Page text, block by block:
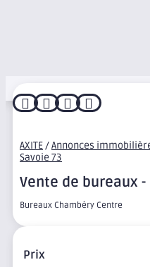
   
AXITE/Annonces
Savoie 73
Vente de bureaux -
Bureaux Chambéry Centre
Prix